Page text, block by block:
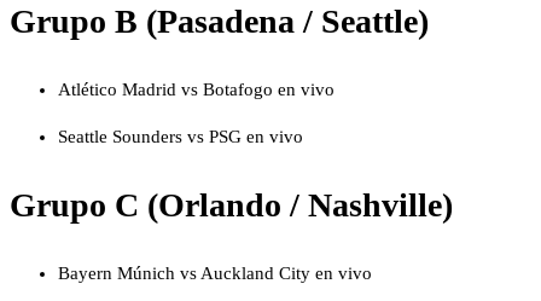
Grupo B (Pasadena / Seattle)
Atlético Madrid vs Botafogo en vivo
Seattle Sounders vs PSG en vivo
Grupo C (Orlando / Nashville)
Bayern Múnich vs Auckland City en vivo